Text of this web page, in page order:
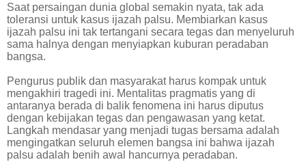
Saat persaingan dunia global semakin nyata, tak ada
toleransi untuk kasus ijazah palsu. Membiarkan kasus
ijazah palsu ini tak tertangani secara tegas dan menyeluruh
sama halnya dengan menyiapkan kuburan peradaban
bangsa.
Pengurus publik dan masyarakat harus kompak untuk
mengakhiri tragedi ini. Mentalitas pragmatis yang di
antaranya berada di balik fenomena ini harus diputus
dengan kebijakan tegas dan pengawasan yang ketat.
Langkah mendasar yang menjadi tugas bersama adalah
mengingatkan seluruh elemen bangsa ini bahwa ijazah
palsu adalah benih awal hancurnya peradaban.